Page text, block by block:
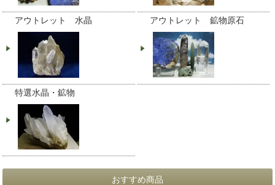
アウトレット 水晶 アウトレット 鉱物原石
特選水晶・鉱物
おすすめ商品